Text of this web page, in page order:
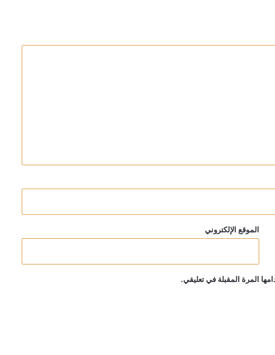
الموقع الإلكتروني
المرة المقبلة في تعليقي.